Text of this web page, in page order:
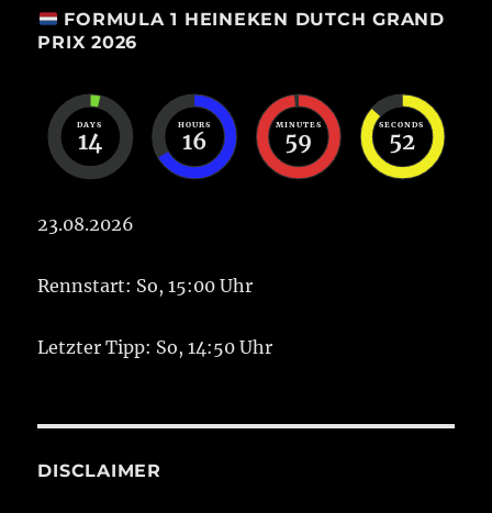
FORMULA 1 HEINEKEN DUTCH GRAND
PRIX 2026
DAYS
14
HOURS
16
MINUTES
59
SECONDS
52
23.08.2026
Rennstart: So, 15:00 Uhr
Letzter Tipp: So, 14:50 Uhr
DISCLAIMER